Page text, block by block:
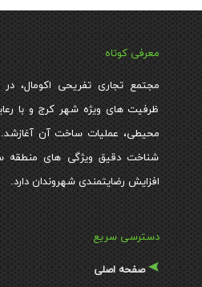
معرفی کوتاه
ظرفیت های ویژه شهر کرج و با
محیطی، عملیات ساخت آن
شناخت دقیق ویژگی های
افزایش رضایتمندی شهروندان دارد.
دسترسی سریع
صفحه اصلی